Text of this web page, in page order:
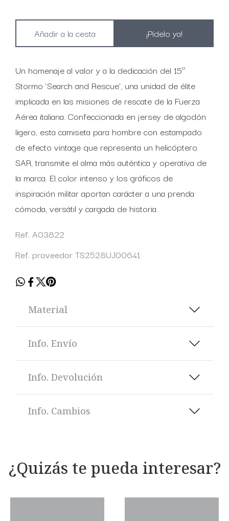
¡Pídelo ya!
Un homenaje al valor y a la dedicación del 15º
Stormo ‘Search and Rescue’, una unidad de élite
implicada en las misiones de rescate de la Fuerza
Aérea italiana. Confeccionada en jersey de algodón
ligero, esta camiseta para hombre con estampado
de efecto vintage que representa un helicóptero
SAR, transmite el alma más auténtica y operativa de
la marca. El color intenso y los gráficos de
inspiración militar aportan carácter a una prenda
cómoda, versátil y cargada de historia.
Ref. A03822
Ref. proveedor TS2528UJ00641
Material
Info. Envío
Info. Devolución
Info. Cambios
¿Quizás te pueda interesar?